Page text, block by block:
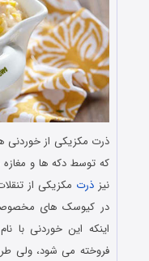
ذرت مکزیکی از خوردنی‌
که توسط دکه‌ ها و
نیزذرت مکزیکی از
در کیوسک‌ های
اینکه این خوردنی با
فروخته می ‌شود، ولی